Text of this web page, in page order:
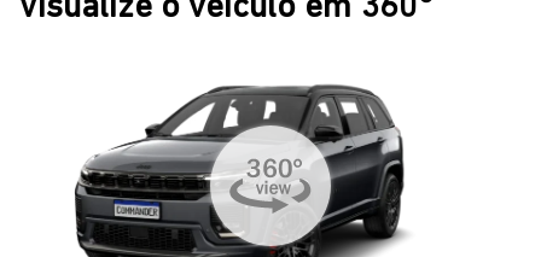
Visualize o veículo em 360°